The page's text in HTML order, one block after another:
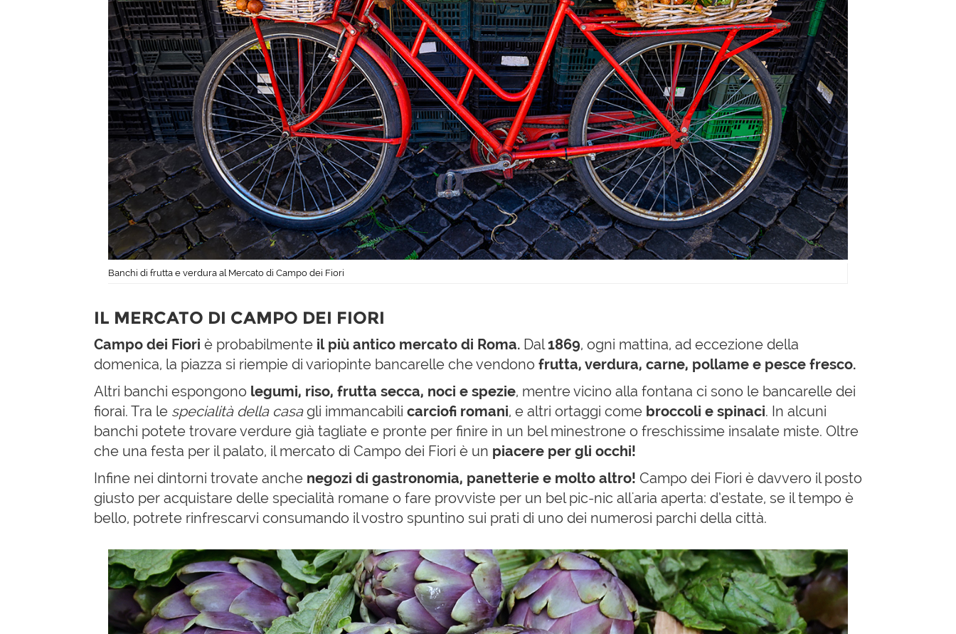
Banchi di frutta e verdura al Mercato di Campo dei Fiori
IL MERCATO DI CAMPO DEI FIORI
Campo dei Fiori è probabilmente il più antico mercato di Roma. Dal1869, ogni mattina, ad eccezione della
domenica, la piazza si riempie di variopinte bancarelle che vendono frutta, verdura, carne, pollame e pesce fresco.
Altri banchi espongono legumi, riso, frutta secca, noci e spezie, mentre vicino alla fontana ci sono le bancarelle dei
fiorai. Tra le specialità della casagli immancabili carciofi romani, e altri ortaggi come broccoli e spinaci. In alcuni
banchi potete trovare verdure già tagliate e pronte per finire in un bel minestrone o freschissime insalate miste. Oltre
che una festa per il palato, il mercato di Campo dei Fiori è un piacere per gli occhi!
Infine nei dintorni trovate anche negozi di gastronomia, panetterie e molto altro! Campo dei Fiori è davvero il posto
giusto per acquistare delle specialità romane o fare provviste per un bel pic-nic all'aria aperta: d’estate, se il tempo è
bello, potrete rinfrescarvi consumando il vostro spuntino sui prati di uno dei numerosi parchi della città.